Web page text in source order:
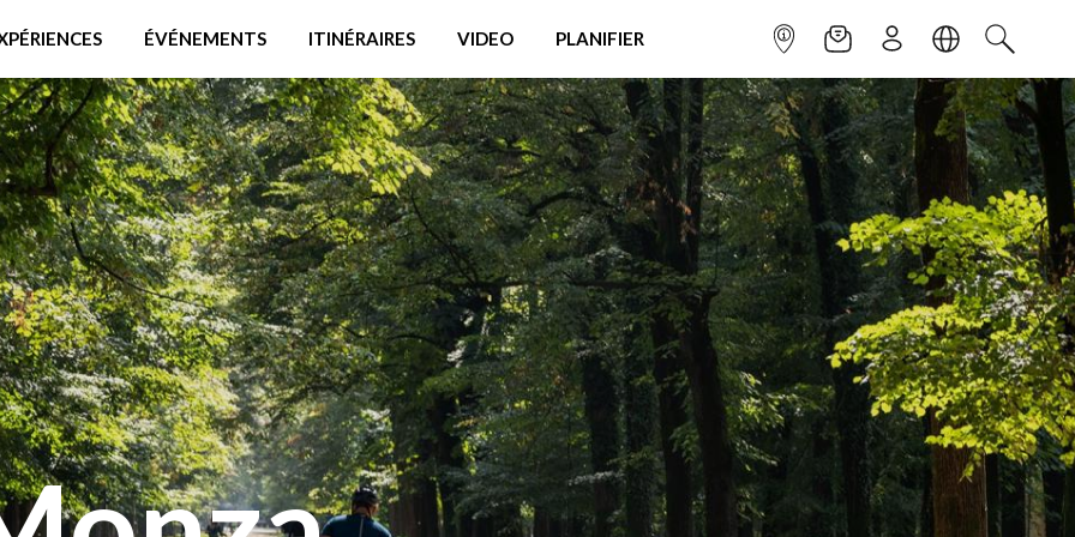
ÉVÉNEMENTS ITINÉRAIRES VIDEO PLANIFIER POINT INFONEWSLETTER
S'INSCRIRELANGUE